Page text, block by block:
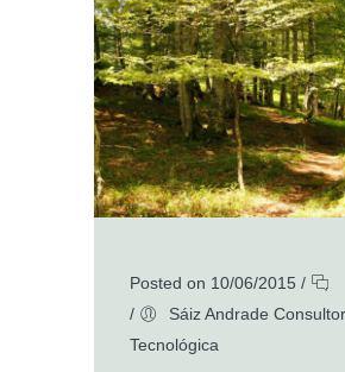
Posted on 10/06/2015 /
/
Sáiz Andrade
Tecnológica